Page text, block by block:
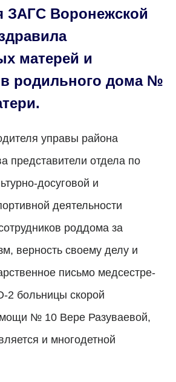
ЗАГС Воронежской
матерей и
родильного дома №
управы района
представители отдела по
досуговой и
деятельности
роддома за
верность своему делу и
письмо медсестре-
2 больницы скорой
№ 10 Вере Разуваевой,
и многодетной